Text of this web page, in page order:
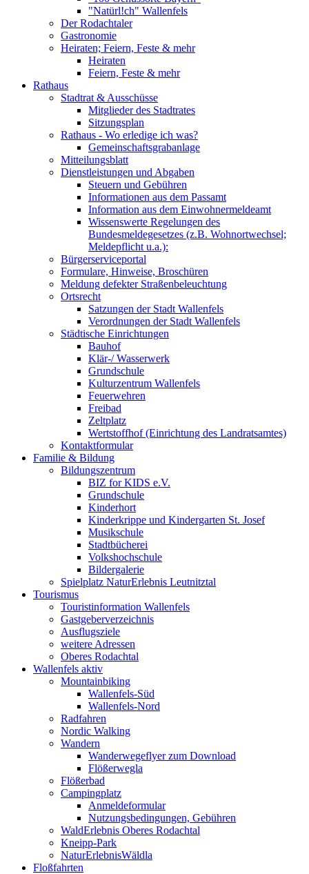
"Natürl!ch" Wallenfels
Der Rodachtaler
Gastronomie
Heiraten; Feiern, Feste & mehr
Heiraten
Feiern, Feste & mehr
Rathaus
Stadtrat & Ausschüsse
Mitglieder des Stadtrates
Sitzungsplan
Rathaus - Wo erledige ich was?
Gemeinschaftsgrabanlage
Mitteilungsblatt
Dienstleistungen und Abgaben
Steuern und Gebühren
Informationen aus dem Passamt
Information aus dem Einwohnermeldeamt
Wissenswerte Regelungen des
Bundesmeldegesetzes (z.B. Wohnortwechsel;
Meldepflicht u.a.):
Bürgerserviceportal
Formulare, Hinweise, Broschüren
Meldung defekter Straßenbeleuchtung
Ortsrecht
Satzungen der Stadt Wallenfels
Verordnungen der Stadt Wallenfels
Städtische Einrichtungen
Bauhof
Klär-/ Wasserwerk
Grundschule
Kulturzentrum Wallenfels
Feuerwehren
Freibad
Zeltplatz
Wertstoffhof (Einrichtung des Landratsamtes)
Kontaktformular
Familie & Bildung
Bildungszentrum
BIZ for KIDS e.V.
Grundschule
Kinderhort
Kinderkrippe und Kindergarten St. Josef
Musikschule
Stadtbücherei
Volkshochschule
Bildergalerie
Spielplatz NaturErlebnis Leutnitztal
Tourismus
Touristinformation Wallenfels
Gastgeberverzeichnis
Ausflugsziele
weitere Adressen
Oberes Rodachtal
Wallenfels aktiv
Mountainbiking
Wallenfels-Süd
Wallenfels-Nord
Radfahren
Nordic Walking
Wandern
Wanderwegeflyer zum Download
Flößerwegla
Flößerbad
Campingplatz
Anmeldeformular
Nutzungsbedingungen, Gebühren
WaldErlebnis Oberes Rodachtal
Kneipp-Park
NaturErlebnisWäldla
Floßfahrten